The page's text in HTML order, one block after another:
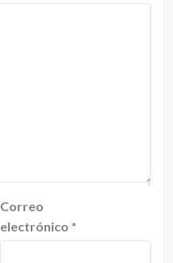
Correo
electrónico *